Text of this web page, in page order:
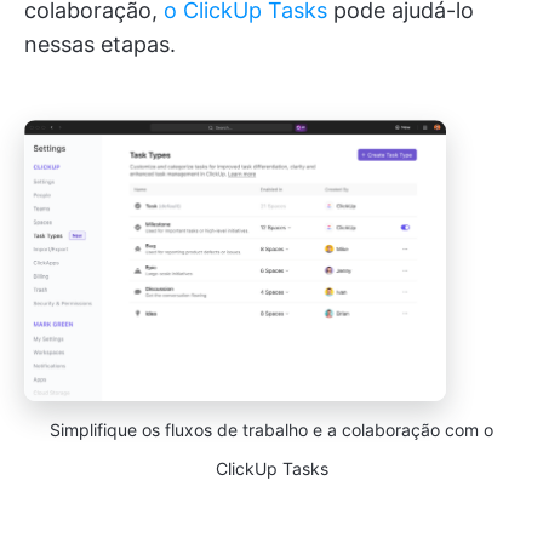
colaboração, o ClickUp Tasks pode ajudá-lo
nessas etapas.
Simplifique os fluxos de trabalho e a colaboração com o
ClickUp Tasks